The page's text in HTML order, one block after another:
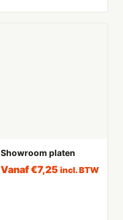
Showroom platen
Vanaf€7,25 incl. BTW